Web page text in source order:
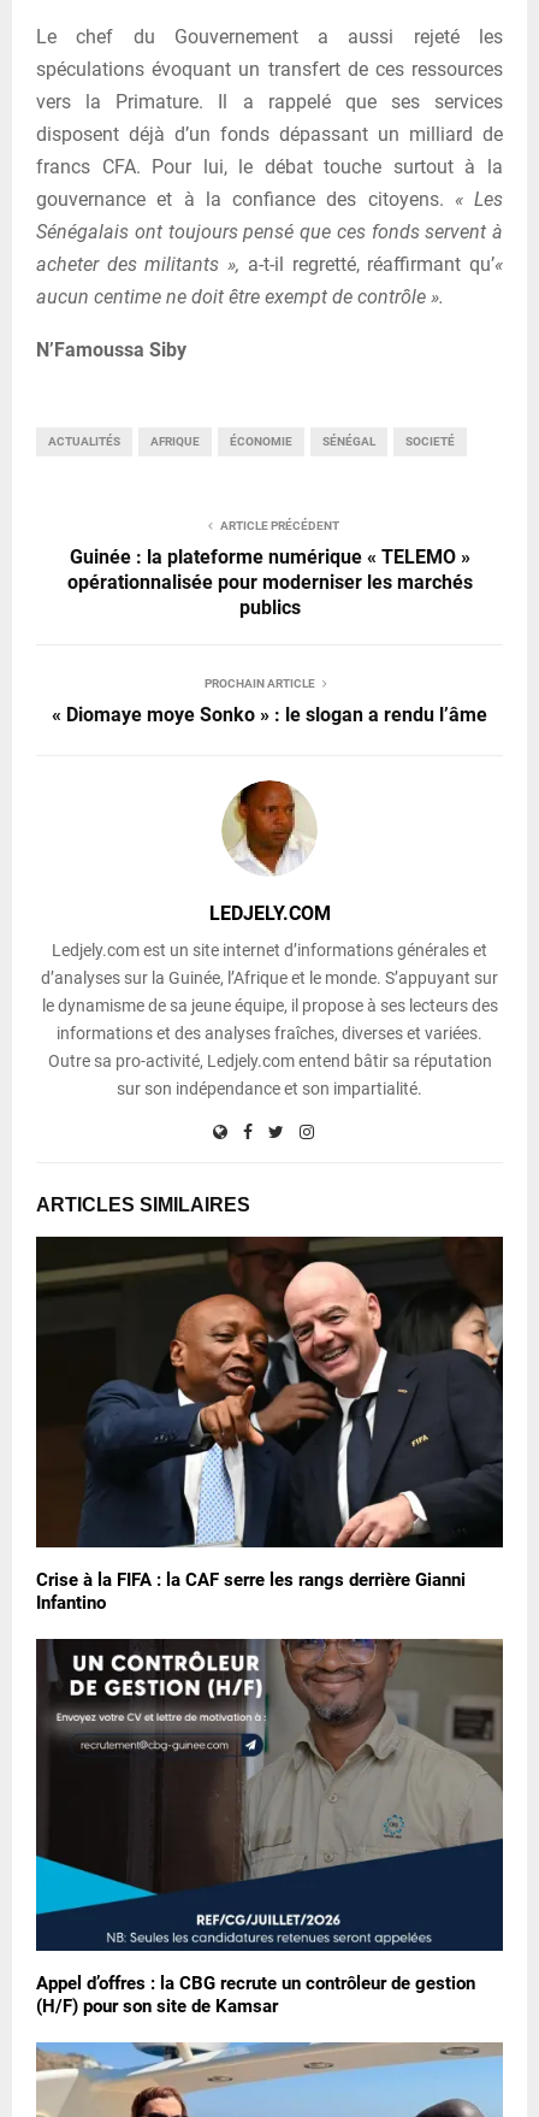
Le chef du Gouvernement a aussi rejeté les
spéculations évoquant un transfert de ces ressources
vers la Primature. Il a rappelé que ses services
disposent déjà d’un fonds dépassant un milliard de
francs CFA. Pour lui, le débat touche surtout à la
gouvernance et à la confiance des citoyens. « Les
Sénégalais ont toujours pensé que ces fonds servent à
acheter des militants », a-t-il regretté, réaffirmant qu’«
aucun centime ne doit être exempt de contrôle ».
N’Famoussa Siby
ACTUALITÉS AFRIQUE ÉCONOMIE SÉNÉGAL SOCIETÉ
ARTICLE PRÉCÉDENT
Guinée : la plateforme numérique « TELEMO »
opérationnalisée pour moderniser les marchés
publics
PROCHAIN ARTICLE
« Diomaye moye Sonko » : le slogan a rendu l’âme
LEDJELY.COM
Ledjely.com est un site internet d’informations générales et
d’analyses sur la Guinée, l’Afrique et le monde. S’appuyant sur
le dynamisme de sa jeune équipe, il propose à ses lecteurs des
informations et des analyses fraîches, diverses et variées.
Outre sa pro-activité, Ledjely.com entend bâtir sa réputation
sur son indépendance et son impartialité.
ARTICLES SIMILAIRES
Crise à la FIFA : la CAF serre les rangs derrière Gianni
Infantino
Appel d’offres : la CBG recrute un contrôleur de gestion
(H/F) pour son site de Kamsar